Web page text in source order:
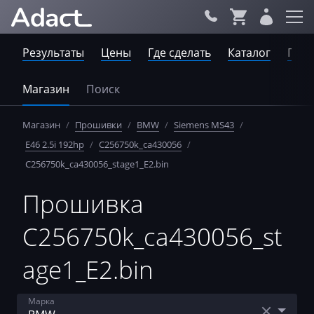
Результаты Цены Где сделать Каталог
Магазин Поиск
Магазин / Прошивки / BMW / Siemens MS43 /
E46 2.5i 192hp / C256750k_ca430056 /
C256750k_ca430056_stage1_E2.bin
Прошивка
C256750k_ca430056_st
age1_E2.bin
Марка